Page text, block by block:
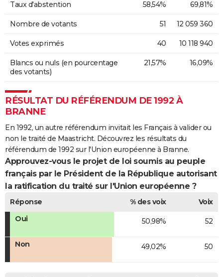
Taux d'abstention 58,54% 69,81%
Nombre de votants 51 12 059 360
Votes exprimés 40 10 118 940
Blancs ou nuls (en pourcentage
des votants)
21,57% 16,09%
RÉSULTAT DU RÉFÉRENDUM DE 1992 À
BRANNE
En 1992, un autre référendum invitait les Français à valider ou
non le traité de Maastricht. Découvrez les résultats du
référendum de 1992 sur l'Union européenne à Branne.
Approuvez-vous le projet de loi soumis au peuple
français par le Président de la République autorisant
la ratification du traité sur l'Union européenne ?
Réponse % des voix
Voix
Oui
50,98% 52
Non 49,02% 50